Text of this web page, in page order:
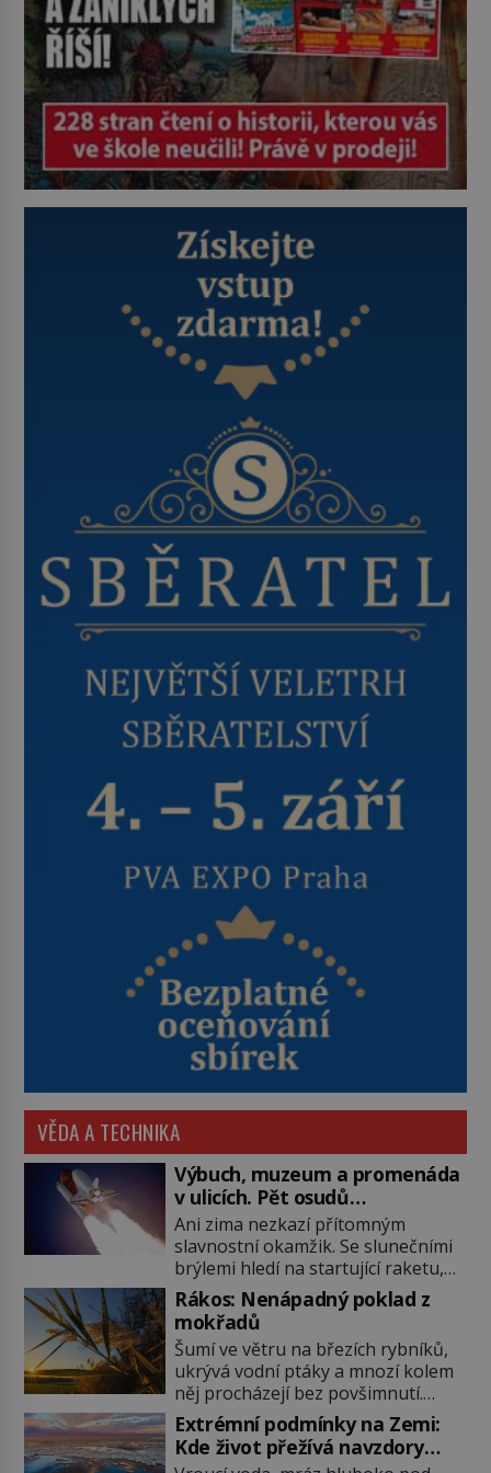
VĚDA A TECHNIKA
Výbuch, muzeum a promenáda
v ulicích. Pět osudů
nejslavnějších raketoplánů
Ani zima nezkazí přítomným
slavnostní okamžik. Se slunečními
brýlemi hledí na startující raketu,
která má do vesmíru vynést kromě
posádky také obyčejnou učitelku.
Po několika sekundách všem
ztuhnou úsměvy, stroj totiž
exploduje. Jejich konstrukce není
z levného kraje, daňové poplatníky
stojí miliardy dolarů. Na druhou
stranu zvládnou jen představitelné
věci. Na malé kousky Název:
Rákos: Nenápadný poklad z
mokřadů
Šumí ve větru na březích rybníků,
ukrývá vodní ptáky a mnozí kolem
něj procházejí bez povšimnutí.
Přesto právě rákos pomáhal stavět
domy, vyrábět lodě, zapisovat první
texty a inspiroval řadu pověstí.
Extrémní podmínky na Zemi:
Kde život přežívá navzdory